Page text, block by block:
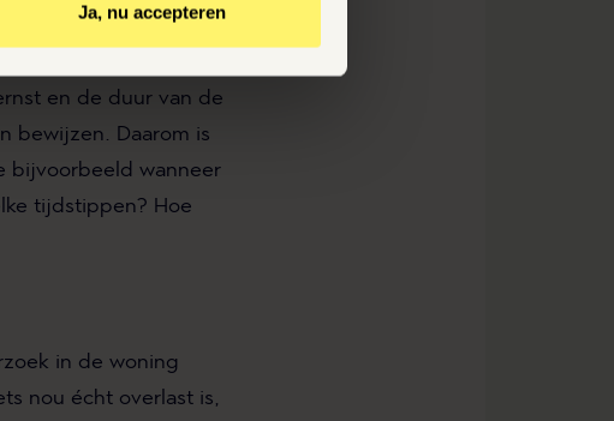
Ja, nu accepteren
een zekere mate
en de duur van de
bewijzen. Daarom is
bijvoorbeeld wanneer
tijdstippen? Hoe
in de woning
nou écht overlast is,